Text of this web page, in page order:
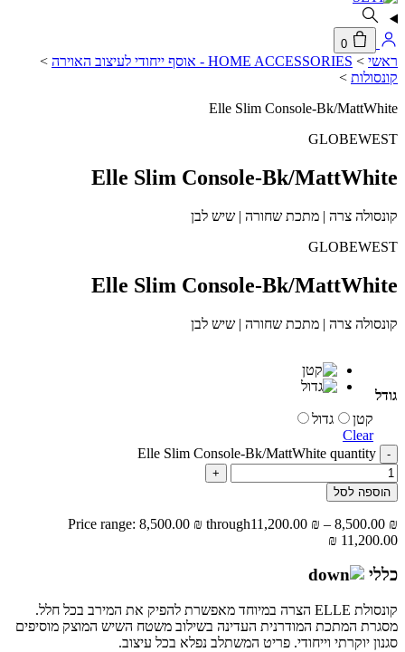
0
ראשי > HOME ACCESSORIES - אוסף ייחודי לעיצוב האוירה
>
קונסולות >
Elle Slim Console-Bk/MattWhite
GLOBEWEST
Elle Slim Console-Bk/MattWhite
קונסולה צרה | מתכת שחורה | שיש לבן
GLOBEWEST
Elle Slim Console-Bk/MattWhite
קונסולה צרה | מתכת שחורה | שיש לבן
גודל
קטן
גדול
Clear
-
Elle Slim Console-Bk/MattWhite quantity
+
הוספה לסל
8,500.00 ₪
–
11,200.00 ₪
Price range: 8,500.00 ₪ through
11,200.00 ₪
כללי
קונסולת ELLE הצרה במיוחד מאפשרת להפיק את המירב בכל חלל.
מסגרת המתכת המודרנית העדינה בשילוב משטח השיש המוצק מוסיפים
סגנון יוקרתי וייחודי. פריט המשתלב נפלא בכל עיצוב.